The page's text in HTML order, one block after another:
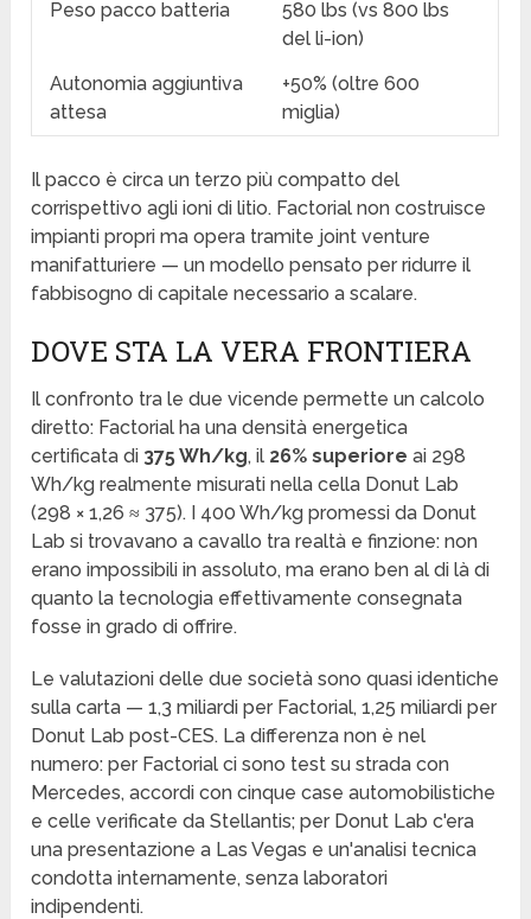
Peso pacco batteria
580 lbs (vs 800 lbs
del li-ion)
Autonomia aggiuntiva
attesa
+50% (oltre 600
miglia)
Il pacco è circa un terzo più compatto del
corrispettivo agli ioni di litio. Factorial non costruisce
impianti propri ma opera tramite joint venture
manifatturiere — un modello pensato per ridurre il
fabbisogno di capitale necessario a scalare.
DOVE STA LA VERA FRONTIERA
Il confronto tra le due vicende permette un calcolo
diretto: Factorial ha una densità energetica
certificata di 375 Wh/kg, il 26% superiore ai 298
Wh/kg realmente misurati nella cella Donut Lab
(298 × 1,26 ≈ 375). I 400 Wh/kg promessi da Donut
Lab si trovavano a cavallo tra realtà e finzione: non
erano impossibili in assoluto, ma erano ben al di là di
quanto la tecnologia effettivamente consegnata
fosse in grado di offrire.
Le valutazioni delle due società sono quasi identiche
sulla carta — 1,3 miliardi per Factorial, 1,25 miliardi per
Donut Lab post-CES. La differenza non è nel
numero: per Factorial ci sono test su strada con
Mercedes, accordi con cinque case automobilistiche
e celle verificate da Stellantis; per Donut Lab c'era
una presentazione a Las Vegas e un'analisi tecnica
condotta internamente, senza laboratori
indipendenti.